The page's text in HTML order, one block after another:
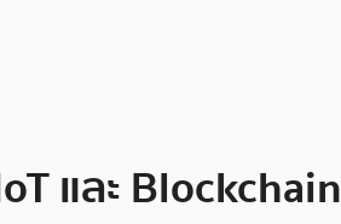
และ Blockchain